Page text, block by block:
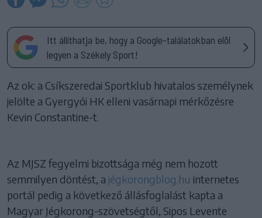
Itt állíthatja be, hogy a Google-találatokban elöl
legyen a Székely Sport!
Az ok: a Csíkszeredai Sportklub hivatalos személynek
jelölte a Gyergyói HK elleni vasárnapi mérkőzésre
Kevin Constantine-t.
Az MJSZ fegyelmi bizottsága még nem hozott
semmilyen döntést, a jégkorongblog.hu internetes
portál pedig a következő állásfoglalást kapta a
Magyar Jégkorong-szövetségtől, Sipos Levente